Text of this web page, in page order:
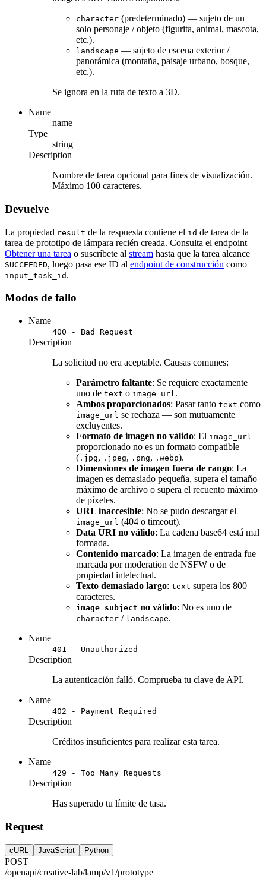
character (predeterminado) — sujeto de un
solo personaje / objeto (figurita, animal, mascota,
etc.).
landscape — sujeto de escena exterior /
panorámica (montaña, paisaje urbano, bosque,
etc.).
Se ignora en la ruta de texto a 3D.
Name
name
Type
string
Description
Nombre de tarea opcional para fines de visualización.
Máximo 100 caracteres.
Devuelve
La propiedad result de la respuesta contiene el id de tarea de la
tarea de prototipo de lámpara recién creada. Consulta el endpoint
Obtener una tarea o suscríbete al stream hasta que la tarea alcance
SUCCEEDED, luego pasa ese ID al endpoint de construcción como
input_task_id .
Modos de fallo
Name
400 - Bad Request
Description
La solicitud no era aceptable. Causas comunes:
Parámetro faltante: Se requiere exactamente
uno de text o image_url.
Ambos proporcionados: Pasar tanto text como
image_url se rechaza — son mutuamente
excluyentes.
Formato de imagen no válido: El image_url
proporcionado no es un formato compatible
( .jpg, .jpeg, .png, .webp).
Dimensiones de imagen fuera de rango: La
imagen es demasiado pequeña, supera el tamaño
máximo de archivo o supera el recuento máximo
de píxeles.
URL inaccesible: No se pudo descargar el
image_url (404 o timeout).
Data URI no válido: La cadena base64 está mal
formada.
Contenido marcado: La imagen de entrada fue
marcada por moderation de NSFW o de
propiedad intelectual.
Texto demasiado largo: text supera los 800
caracteres.
image_subject no válido: No es uno de
character / landscape.
Name
401 - Unauthorized
Description
La autenticación falló. Comprueba tu clave de API.
Name
402 - Payment Required
Description
Créditos insuficientes para realizar esta tarea.
Name
429 - Too Many Requests
Description
Has superado tu límite de tasa.
Request
cURL JavaScript Python
POST
/openapi/creative-lab/lamp/v1/prototype